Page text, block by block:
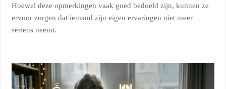
Hoewel deze opmerkingen vaak goed bedoeld zijn, kunnen ze
ervoor zorgen dat iemand zijn eigen ervaringen niet meer
serieus neemt.